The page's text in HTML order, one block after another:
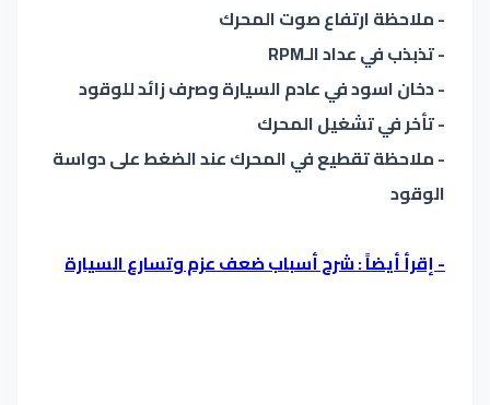
- ملاحظة ارتفاع صوت المحرك
- تذبذب في عداد الـRPM
- دخان اسود في عادم السيارة وصرف زائد للوقود
- تأخر في تشغيل المحرك
- ملاحظة تقطيع في المحرك عند الضغط على دواسة
الوقود
- إقرأ أيضاً : شرح أسباب ضعف عزم وتسارع السيارة